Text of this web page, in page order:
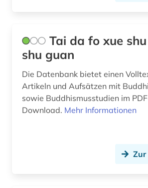
Tai da fo xue
shu guan
Die Datenbank bietet einen
Artikeln und Aufsätzen mit
sowie Buddhismusstudien im
Download. Mehr Informationen
Zur